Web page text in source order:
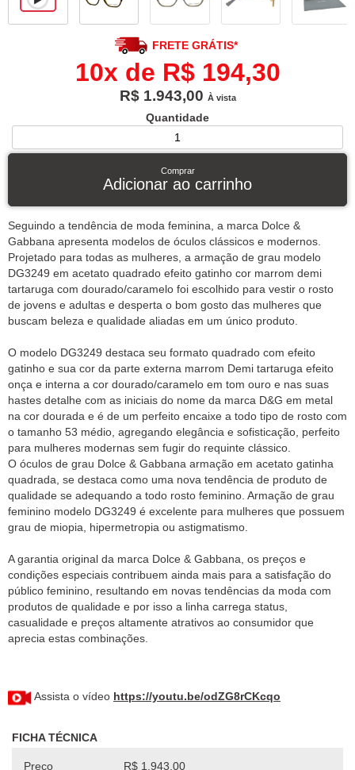
FRETE GRÁTIS*
10x de R$ 194,30
R$ 1.943,00 À vista
Quantidade
Comprar
Adicionar ao carrinho
Seguindo a tendência de moda feminina, a marca Dolce &
Gabbana apresenta modelos de óculos clássicos e modernos.
Projetado para todas as mulheres, a armação de grau modelo
DG3249 em acetato quadrado efeito gatinho cor marrom demi
tartaruga com dourado/caramelo foi escolhido para vestir o rosto
de jovens e adultas e desperta o bom gosto das mulheres que
buscam beleza e qualidade aliadas em um único produto.
O modelo DG3249 destaca seu formato quadrado com efeito
gatinho e sua cor da parte externa marrom Demi tartaruga efeito
onça e interna a cor dourado/caramelo em tom ouro e nas suas
hastes detalhe com as iniciais do nome da marca D&G em metal
na cor dourada e é de um perfeito encaixe a todo tipo de rosto com
o tamanho 53 médio, agregando elegância e sofisticação, perfeito
para mulheres modernas sem fugir do requinte clássico.
O óculos de grau Dolce & Gabbana armação em acetato gatinha
quadrada, se destaca como uma nova tendência de produto de
qualidade se adequando a todo rosto feminino. Armação de grau
feminino modelo DG3249 é excelente para mulheres que possuem
grau de miopia, hipermetropia ou astigmatismo.
A garantia original da marca Dolce & Gabbana, os preços e
condições especiais contribuem ainda mais para a satisfação do
público feminino, resultando em novas tendências da moda com
produtos de qualidade e por isso a linha carrega status,
casualidade e preços altamente atrativos ao consumidor que
aprecia estas combinações.
Assista o vídeo https://youtu.be/odZG8rCKcqo
FICHA TÉCNICA
Preço R$ 1.943,00